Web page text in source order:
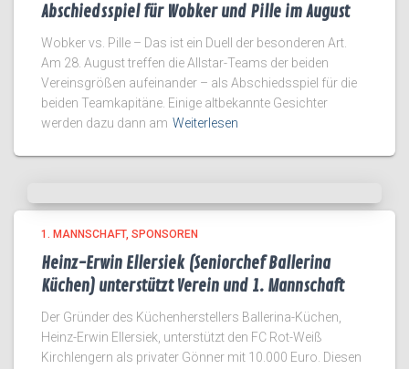
Abschiedsspiel für Wobker und Pille im August
Wobker vs. Pille – Das ist ein Duell der besonderen Art.
Am 28. August treffen die Allstar-Teams der beiden
Vereinsgrößen aufeinander – als Abschiedsspiel für die
beiden Teamkapitäne. Einige altbekannte Gesichter
werden dazu dann am Weiterlesen
1. MANNSCHAFT SPONSOREN
Heinz-Erwin Ellersiek (Seniorchef Ballerina
Küchen) unterstützt Verein und 1. Mannschaft
Der Gründer des Küchenherstellers Ballerina-Küchen,
Heinz-Erwin Ellersiek, unterstützt den FC Rot-Weiß
Kirchlengern als privater Gönner mit 10.000 Euro. Diesen